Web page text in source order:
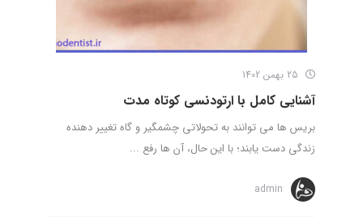
آشنایی کامل با ارتودنسی کوتاه مدت
بریس ها می توانند به تحولاتی چشمگیر و گاه تغییر دهنده
زندگی دست یابند؛ با این حال، آن ها رفع ...
admin